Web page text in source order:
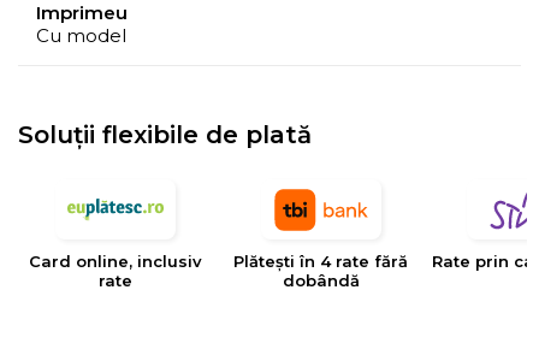
Imprimeu
Cu model
Soluții flexibile de plată
Card online, inclusiv
rate
Plătești în 4 rate fără
dobândă
Rate prin